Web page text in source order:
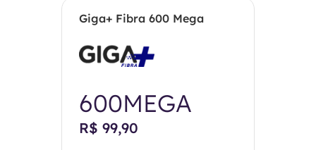
Giga+ Fibra 600 Mega
600MEGA
R$ 99,90